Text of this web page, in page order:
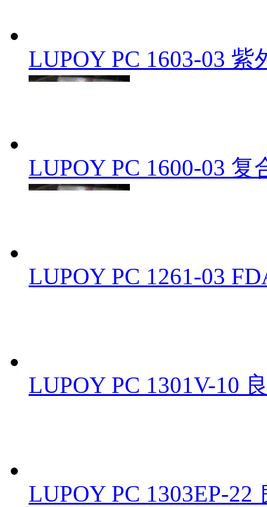
LUPOY PC 1603-03
LUPOY PC 1600-03
LUPOY PC 1261-03
LUPOY PC 1301V-10
LUPOY PC 1303EP-